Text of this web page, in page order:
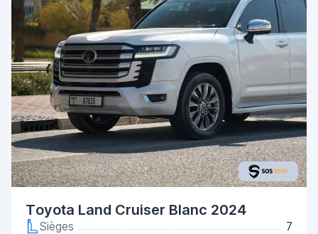
Toyota Land Cruiser Blanc 2024
Sièges
7